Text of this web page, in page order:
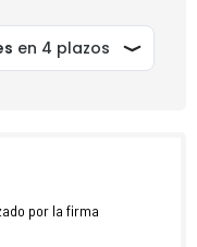
por la firma